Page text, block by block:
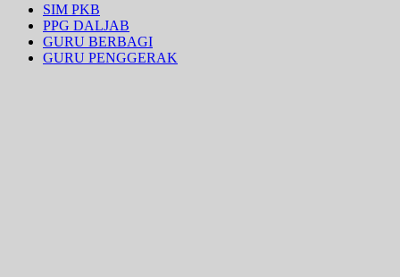
SIM PKB
PPG DALJAB
GURU BERBAGI
GURU PENGGERAK